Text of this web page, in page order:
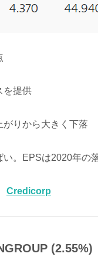
を提供
がりから大きく下落
い。EPSは2020年の
Credicorp
(2.55%)